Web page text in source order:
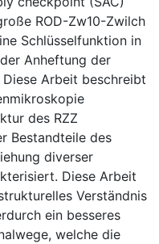
ROD-Zw10-Zwilch
Schlüsselfunktion in
Anheftung der
Arbeit beschreibt
des RZZ
Bestandteile des
diverser
Diese Arbeit
Verständnis
ein besseres
welche die